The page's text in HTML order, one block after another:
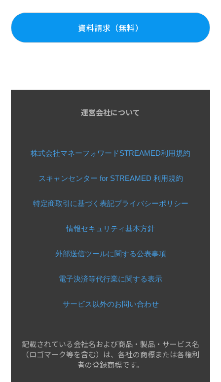
運営会社について
株式会社マネーフォワードSTREAMED利用規約
スキャンセンター for STREAMED 利用規約
特定商取引に基づく表記プライバシーポリシー
情報セキュリティ基本方針
外部送信ツールに関する公表事項
電子決済等代行業に関する表示
サービス以外のお問い合わせ
記載されている会社名および商品・製品・サービス名
（ロゴマーク等を含む）は、各社の商標または各権利
者の登録商標です。